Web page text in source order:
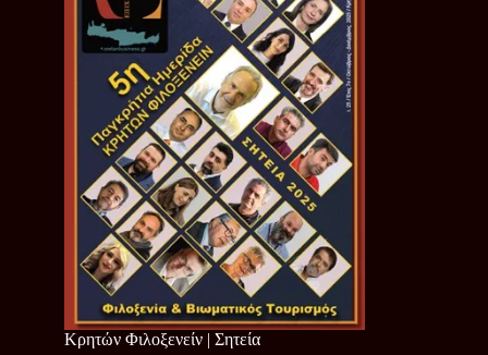
Κρητών Φιλοξενείν | Σητεία